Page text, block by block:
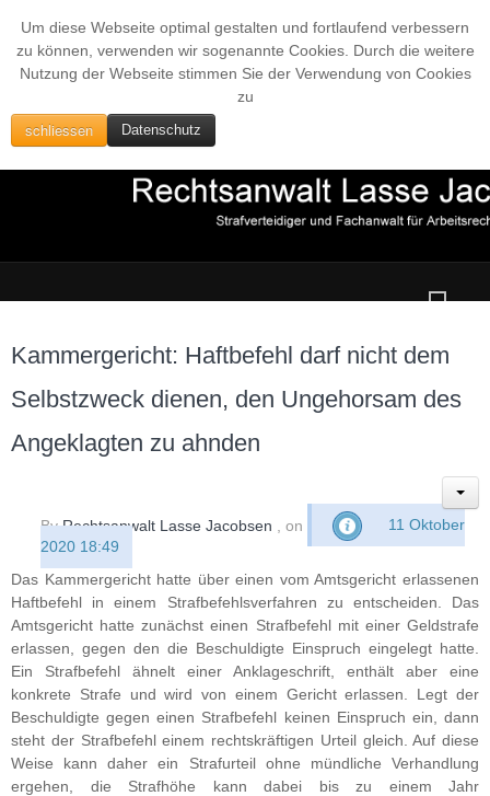
Um diese Webseite optimal gestalten und fortlaufend verbessern
zu können, verwenden wir sogenannte Cookies. Durch die weitere
Nutzung der Webseite stimmen Sie der Verwendung von Cookies
zu
schliessen Datenschutz
Kammergericht: Haftbefehl darf nicht dem
Selbstzweck dienen, den Ungehorsam des
Angeklagten zu ahnden
ByRechtsanwalt Lasse Jacobsen , on
11 Oktober
2020 18:49
Das Kammergericht hatte über einen vom Amtsgericht erlassenen
Haftbefehl in einem Strafbefehlsverfahren zu entscheiden. Das
Amtsgericht hatte zunächst einen Strafbefehl mit einer Geldstrafe
erlassen, gegen den die Beschuldigte Einspruch eingelegt hatte.
Ein Strafbefehl ähnelt einer Anklageschrift, enthält aber eine
konkrete Strafe und wird von einem Gericht erlassen. Legt der
Beschuldigte gegen einen Strafbefehl keinen Einspruch ein, dann
steht der Strafbefehl einem rechtskräftigen Urteil gleich. Auf diese
Weise kann daher ein Strafurteil ohne mündliche Verhandlung
ergehen, die Strafhöhe kann dabei bis zu einem Jahr